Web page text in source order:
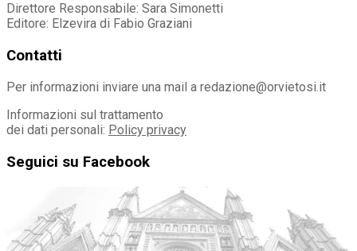
Direttore Responsabile: Sara Simonetti
Editore: Elzevira di Fabio Graziani
Contatti
Per informazioni inviare una mail a redazione@orvietosi.it
Informazioni sul trattamento
dei dati personali: Policy privacy
Seguici su Facebook